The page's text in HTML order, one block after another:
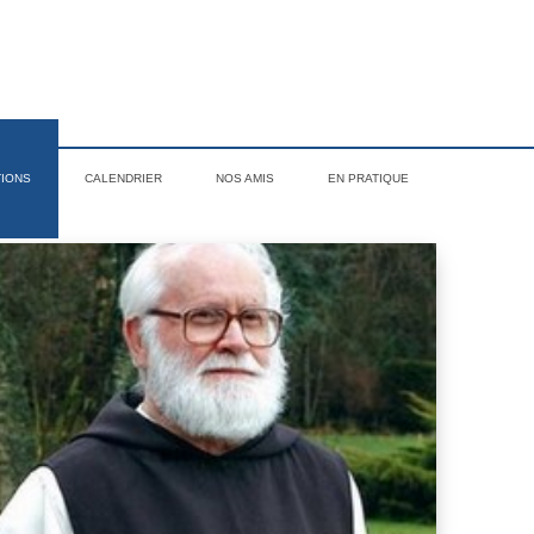
CALENDRIER NOS AMIS EN PRATIQUE